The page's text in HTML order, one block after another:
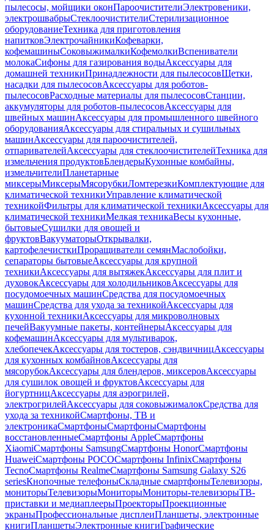
пылесосы, мойщики оконПароочистителиЭлектровеники,
электрошвабрыСтеклоочистителиСтерилизационное
оборудованиеТехника для приготовления
напитковЭлектрочайникиКофеварки,
кофемашиныСоковыжималкиКофемолкиВспениватели
молокаСифоны для газирования водыАксессуары для
домашней техникиПринадлежности для пылесосовЩетки,
насадки для пылесосовАксессуары для роботов-
пылесосовРасходные материалы для пылесосовСтанции,
аккумуляторы для роботов-пылесосовАксессуары для
швейных машинАксессуары для промышленного швейного
оборудованияАксессуары для стиральных и сушильных
машинАксессуары для пароочистителей,
отпаривателейАксессуары для стеклоочистителейТехника для
измельчения продуктовБлендерыКухонные комбайны,
измельчителиПланетарные
миксерыМиксерыМясорубкиЛомтерезкиКомплектующие для
климатической техникиУправление климатической
техникойФильтры для климатической техникиАксессуары для
климатической техникиМелкая техникаВесы кухонные,
бытовыеСушилки для овощей и
фруктовВакууматорыОткрывалки,
картофелечисткиПроращиватели семянМаслобойки,
сепараторы бытовыеАксессуары для крупной
техникиАксессуары для вытяжекАксессуары для плит и
духовокАксессуары для холодильниковАксессуары для
посудомоечных машинСредства для посудомоечных
машинСредства для ухода за техникойАксессуары для
кухонной техникиАксессуары для микроволновых
печейВакуумные пакеты, контейнерыАксессуары для
кофемашинАксессуары для мультиварок,
хлебопечекАксессуары для тостеров, сэндвичницАксессуары
для кухонных комбайновАксессуары для
мясорубокАксессуары для блендеров, миксеровАксессуары
для сушилок овощей и фруктовАксессуары для
йогуртницАксессуары для аэрогрилей,
электрогрилейАксессуары для соковыжималокСредства для
ухода за техникойСмартфоны, ТВ и
электроникаСмартфоныСмартфоныСмартфоны
восстановленныеСмартфоны AppleСмартфоны
XiaomiСмартфоны SamsungСмартфоны HonorСмартфоны
HuaweiСмартфоны POCOСмартфоны InfinixСмартфоны
TecnoСмартфоны RealmeСмартфоны Samsung Galaxy S26
seriesКнопочные телефоныСкладные смартфоныТелевизоры,
мониторыТелевизорыМониторыМониторы-телевизорыТВ-
приставки и медиаплеерыПроекторыПроекционные
экраныПрофессиональные дисплеиПланшеты, электронные
книгиПланшетыЭлектронные книгиГрафические